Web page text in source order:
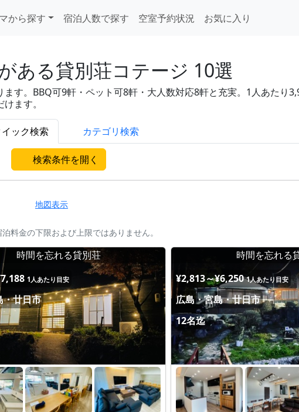
から探す 宿泊人数で探す 空室予約状況
お気に入り
ある貸別荘コテージ 10選
す。BBQ可9軒・ペット可8軒・大人数対応8軒と充実。1人あたり
ます。
イック検索 カテゴリ検索
検索条件を開く
地図表示
料金の下限および上限ではありません。
時間を忘れる貸別荘
1人あたり目安
・廿日市
時間を忘れる
¥2,813～¥6,250 1人あたり目安
広島・宮島・廿日市
12名迄